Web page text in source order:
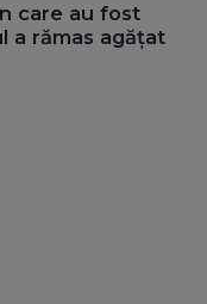
care au fost
a rămas agățat